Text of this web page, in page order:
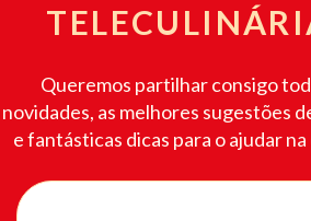
Queremos partilhar consigo
novidades, as melhores sugestões
e fantásticas dicas para o ajudar na